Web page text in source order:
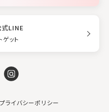
LINE
ット
プライバシーポリシー